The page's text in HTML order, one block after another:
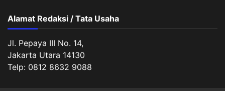
Informasi
Alamat Redaksi / Tata Usaha
Jl. Pepaya III No. 14,
Jakarta Utara 14130
Telp: 0812 8632 9088